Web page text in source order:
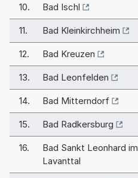
10. Bad Ischl
11. Bad Kleinkirchheim
12. Bad Kreuzen
13. Bad Leonfelden
14. Bad Mitterndorf
15. Bad Radkersburg
16.
Bad Sankt Leonhard im
Lavanttal